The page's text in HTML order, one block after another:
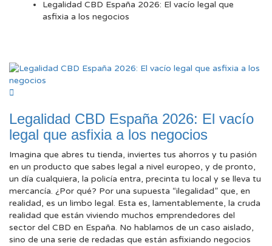
Legalidad CBD España 2026: El vacío legal que
asfixia a los negocios
Legalidad CBD España 2026: El vacío
legal que asfixia a los negocios
Imagina que abres tu tienda, inviertes tus ahorros y tu pasión
en un producto que sabes legal a nivel europeo, y de pronto,
un día cualquiera, la policía entra, precinta tu local y se lleva tu
mercancía. ¿Por qué? Por una supuesta “ilegalidad” que, en
realidad, es un limbo legal. Esta es, lamentablemente, la cruda
realidad que están viviendo muchos emprendedores del
sector del CBD en España. No hablamos de un caso aislado,
sino de una serie de redadas que están asfixiando negocios